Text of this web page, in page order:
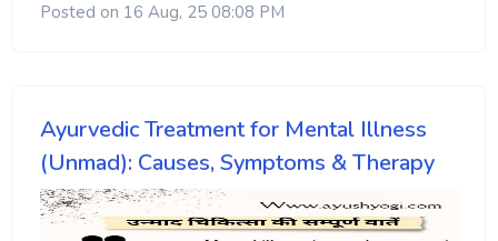
Posted on 16 Aug, 25 08:08 PM
Ayurvedic Treatment for Mental Illness
(Unmad): Causes, Symptoms & Therapy